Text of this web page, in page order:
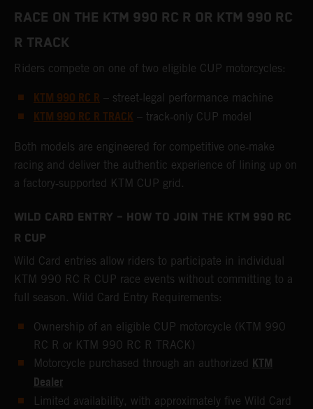
RACE ON THE KTM 990 RC R OR KTM 990 RC
R TRACK
Riders compete on one of two eligible CUP motorcycles:
KTM 990 RC R – street‑legal performance machine
KTM 990 RC R TRACK – track‑only CUP model
Both models are engineered for competitive one‑make
racing and deliver the authentic experience of lining up on
a factory‑supported KTM CUP grid.
WILD CARD ENTRY – HOW TO JOIN THE KTM 990 RC
R CUP
Wild Card entries allow riders to participate in individual
KTM 990 RC R CUP race events without committing to a
full season. Wild Card Entry Requirements:
Ownership of an eligible CUP motorcycle (KTM 990
RC R or KTM 990 RC R TRACK)
Motorcycle purchased through an authorized KTM
Dealer
Limited availability, with approximately five Wild Card